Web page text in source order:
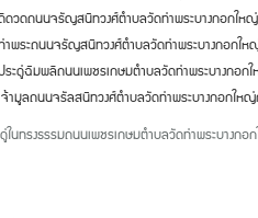
ดวดถนนจรัญสนิทวงศ์ตำบลวัดท่าพระบางกอกใหญ่
พระถนนจรัญสนิทวงศ์ตำบลวัดท่าพระบางกอกให
ระดู่ฉิมพลีถนนเพชรเกษมตำบลวัดท่าพระบางกอก
ามูลถนนจรัลสนิทวงศ์ตำบลวัดท่าพระบางกอกใหญ่
ในทรงธรรมถนนเพชรเกษมตำบลวัดท่าพระบางกอ